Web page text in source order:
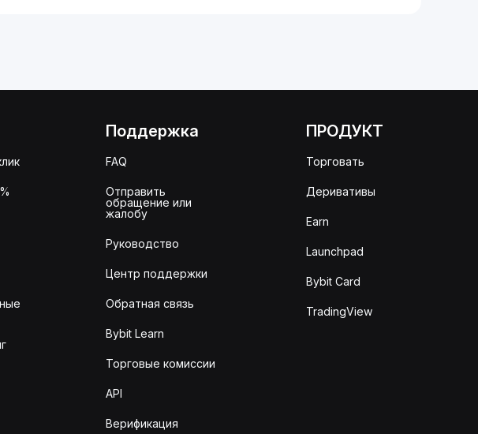
Поддержка
FAQ
Отправить
обращение или
жалобу
Руководство
Центр поддержки
Обратная связь
Bybit Learn
Торговые комиссии
API
Верификация
ПРОДУКТ
Торговать
Деривативы
Earn
Launchpad
Bybit Card
TradingView